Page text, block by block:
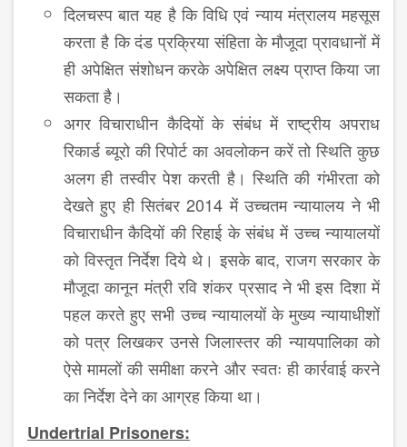
दिलचस्प बात यह है कि विधि एवं न्याय मंत्रालय महसूस
करता है कि दंड प्रक्रिया संहिता के मौजूदा प्रावधानों में
ही अपेक्षित संशोधन करके अपेक्षित लक्ष्य प्राप्त किया जा
सकता है।
अगर विचाराधीन कैदियों के संबंध में राष्ट्रीय अपराध
रिकार्ड ब्यूरो की रिपोर्ट का अवलोकन करें तो स्थिति कुछ
अलग ही तस्वीर पेश करती है। स्थिति की गंभीरता को
देखते हुए ही सितंबर 2014 में उच्चतम न्यायालय ने भी
विचाराधीन कैदियों की रिहाई के संबंध में उच्च न्यायालयों
को विस्तृत निर्देश दिये थे। इसके बाद, राजग सरकार के
मौजूदा कानून मंत्री रवि शंकर प्रसाद ने भी इस दिशा में
पहल करते हुए सभी उच्च न्यायालयों के मुख्य न्यायाधीशों
को पत्र लिखकर उनसे जिलास्तर की न्यायपालिका को
ऐसे मामलों की समीक्षा करने और स्वतः ही कार्रवाई करने
का निर्देश देने का आग्रह किया था।
Undertrial Prisoners: